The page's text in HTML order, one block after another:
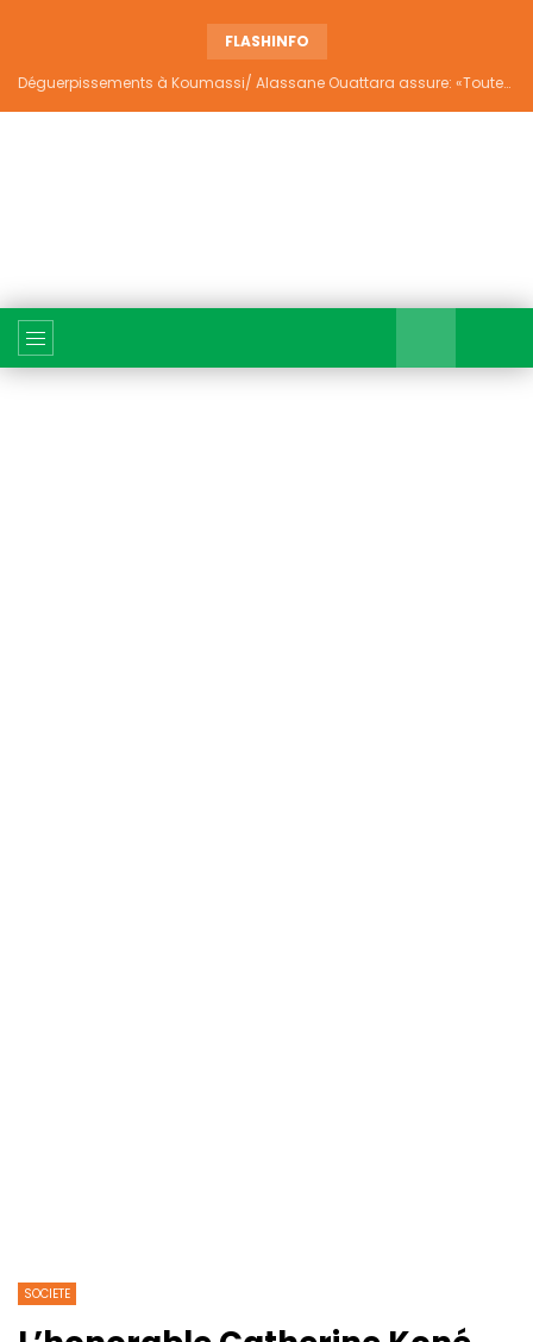
FLASHINFO
Déguerpissements à Koumassi/ Alassane Ouattara assure: «Toutes les responsabilités seront établies et elles donneront lieu aux sanctions prévues par la loi»
SOCIETE